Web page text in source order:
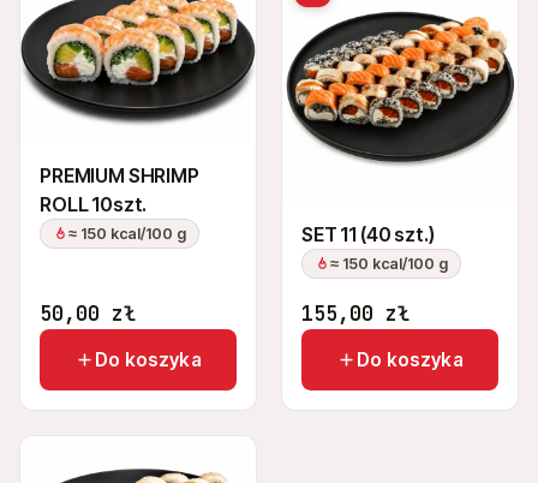
PREMIUM SHRIMP
ROLL 10szt.
≈ 150 kcal/100 g
50,00 zł
Do koszyka
SET 11 (40 szt.)
≈ 150 kcal/100 g
155,00 zł
Do koszyka